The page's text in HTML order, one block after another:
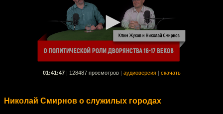
01:41:47 128487 просмотров аудиоверсия скачать
Николай Смирнов о служилых городах